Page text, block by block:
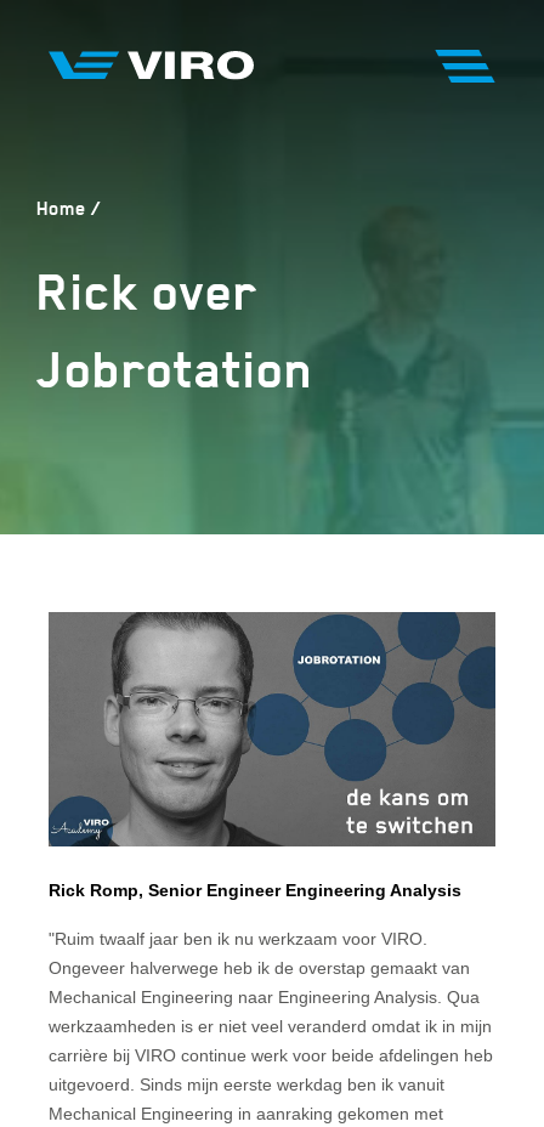
Home
Rick over
Jobrotation
Rick Romp, Senior Engineer Engineering Analysis
"Ruim twaalf jaar ben ik nu werkzaam voor VIRO.
Ongeveer halverwege heb ik de overstap gemaakt van
Mechanical Engineering naar Engineering Analysis. Qua
werkzaamheden is er niet veel veranderd omdat ik in mijn
carrière bij VIRO continue werk voor beide afdelingen heb
uitgevoerd. Sinds mijn eerste werkdag ben ik vanuit
Mechanical Engineering in aanraking gekomen met